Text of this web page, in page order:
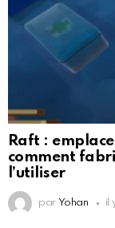
Raft :
comment
l’utiliser
par Yohan il